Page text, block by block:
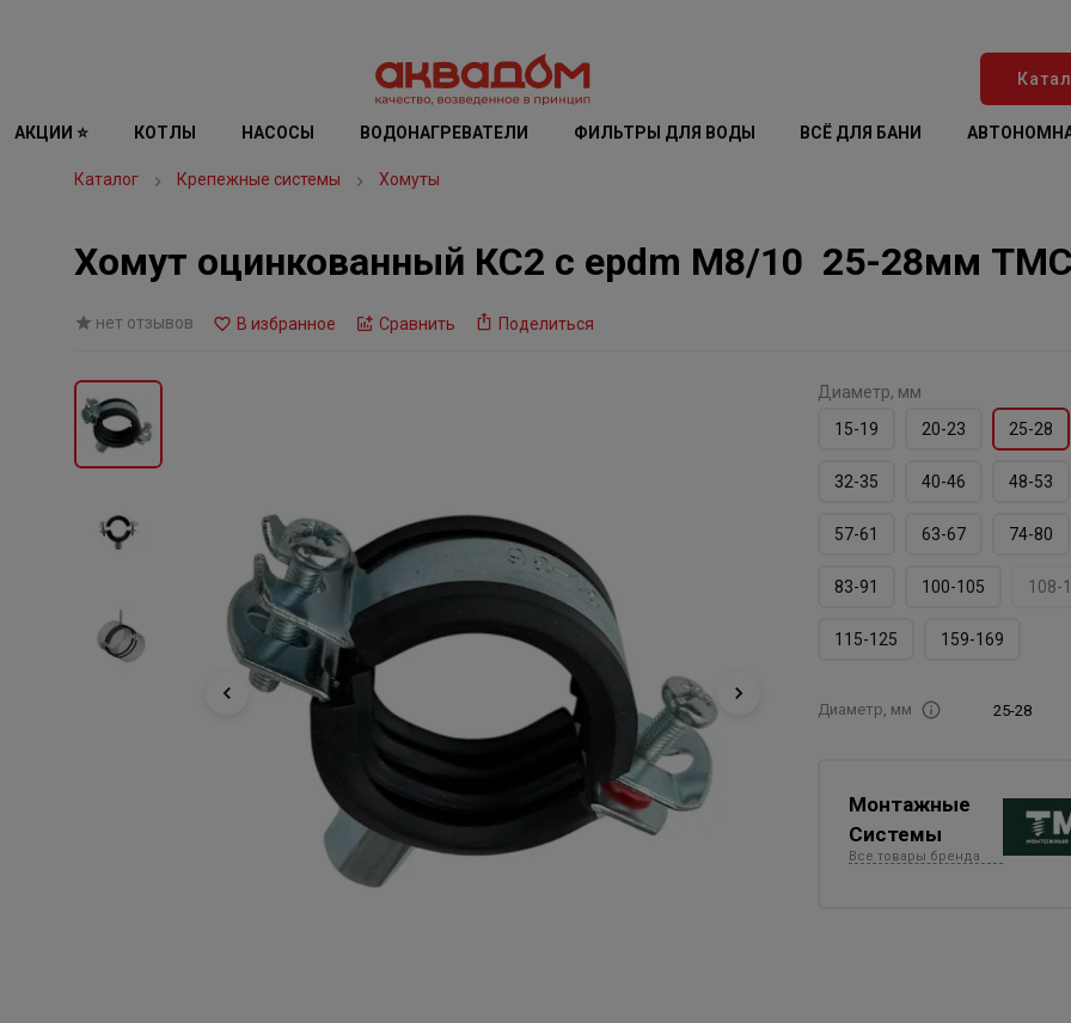
АКЦИИ ⭐ КОТЛЫ НАСОСЫ ВОДОНАГРЕВАТЕЛИ ФИЛЬТРЫ ДЛЯ ВОДЫ ВСЁ ДЛЯ БАНИ
Каталог Крепежные системы Хомуты
Хомут оцинкованный КС2 с epdm M8/10 25-28мм
нет отзывов В избранное Сравнить Поделиться
Диаметр, мм
15-19
20-23 25-28
32-35 40-46 48-53
57-61 63-67 74-80
83-91 100-105 108-
115-125 159-169
Диаметр, мм 25-28
Монтажные
Системы
Все товары бренда